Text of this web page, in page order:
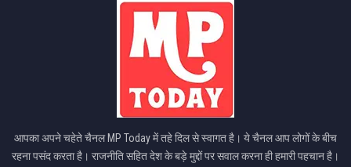
आपका अपने चहेते चैनल MP Today में तहे दिल से स्वागत है। ये चैनल आप लोगों के बीच
रहना पसंद करता है। राजनीति सहित देश के बड़े मुद्दों पर सवाल करना ही हमारी पहचान है।